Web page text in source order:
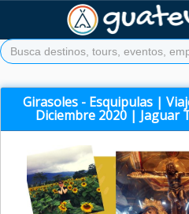
Girasoles - Esquipulas |
Diciembre 2020 | Jaguar